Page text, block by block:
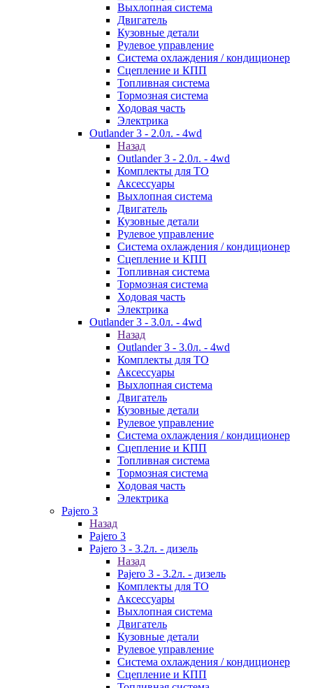
Выхлопная система
Двигатель
Кузовные детали
Рулевое управление
Система охлаждения / кондиционер
Сцепление и КПП
Топливная система
Тормозная система
Ходовая часть
Электрика
Outlander 3 - 2.0л. - 4wd
Назад
Outlander 3 - 2.0л. - 4wd
Комплекты для ТО
Аксессуары
Выхлопная система
Двигатель
Кузовные детали
Рулевое управление
Система охлаждения / кондиционер
Сцепление и КПП
Топливная система
Тормозная система
Ходовая часть
Электрика
Outlander 3 - 3.0л. - 4wd
Назад
Outlander 3 - 3.0л. - 4wd
Комплекты для ТО
Аксессуары
Выхлопная система
Двигатель
Кузовные детали
Рулевое управление
Система охлаждения / кондиционер
Сцепление и КПП
Топливная система
Тормозная система
Ходовая часть
Электрика
Pajero 3
Назад
Pajero 3
Pajero 3 - 3.2л. - дизель
Назад
Pajero 3 - 3.2л. - дизель
Комплекты для ТО
Аксессуары
Выхлопная система
Двигатель
Кузовные детали
Рулевое управление
Система охлаждения / кондиционер
Сцепление и КПП